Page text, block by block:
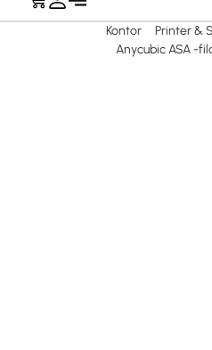
Kontor Printer &
Anycubic ASA -